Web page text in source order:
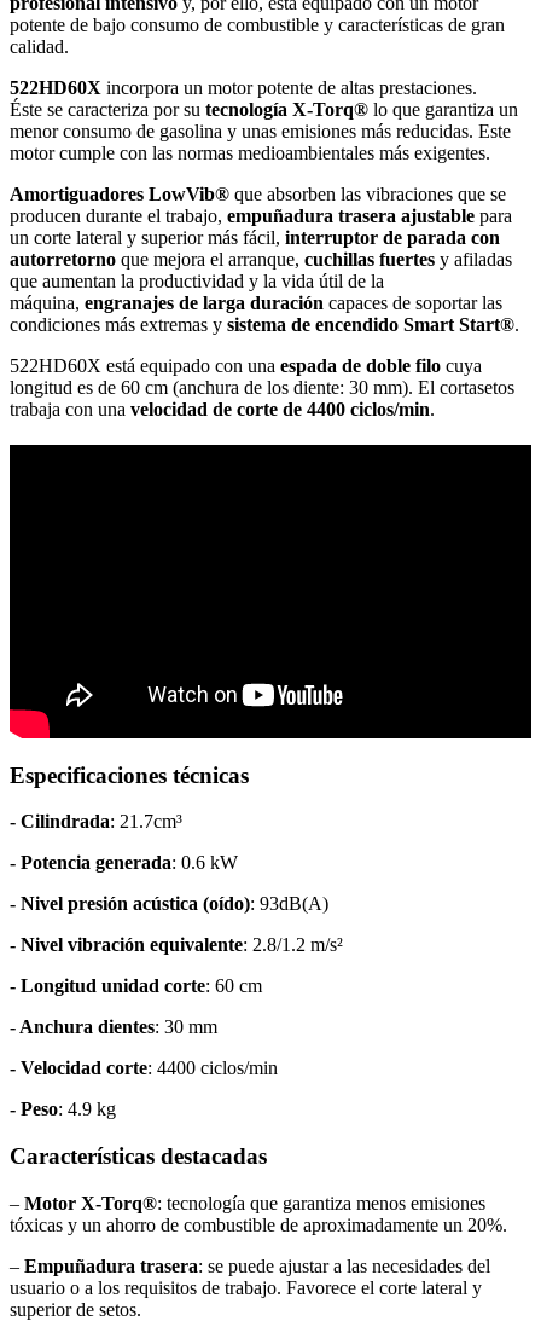
potente de bajo consumo de combustible y características de gran
calidad.
522HD60X incorpora un motor potente de altas prestaciones.
Éste se caracteriza por su tecnología X-Torq® lo que garantiza un
menor consumo de gasolina y unas emisiones más reducidas. Este
motor cumple con las normas medioambientales más exigentes.
Amortiguadores LowVib® que absorben las vibraciones que se
producen durante el trabajo, empuñadura trasera ajustable para
un corte lateral y superior más fácil, interruptor de parada con
autorretorno que mejora el arranque, cuchillas fuertes y afiladas
que aumentan la productividad y la vida útil de la
máquina, engranajes de larga duración capaces de soportar las
condiciones más extremas y sistema de encendido Smart Start®.
522HD60X está equipado con una espada de doble filo cuya
longitud es de 60 cm (anchura de los diente: 30 mm). El cortasetos
trabaja con una velocidad de corte de 4400 ciclos/min.
Especificaciones técnicas
- Cilindrada: 21.7cm³
- Potencia generada: 0.6 kW
- Nivel presión acústica (oído): 93dB(A)
- Nivel vibración equivalente: 2.8/1.2 m/s²
- Longitud unidad corte: 60 cm
- Anchura dientes: 30 mm
- Velocidad corte: 4400 ciclos/min
- Peso: 4.9 kg
Características destacadas
– Motor X-Torq®: tecnología que garantiza menos emisiones
tóxicas y un ahorro de combustible de aproximadamente un 20%.
– Empuñadura trasera: se puede ajustar a las necesidades del
usuario o a los requisitos de trabajo. Favorece el corte lateral y
superior de setos.